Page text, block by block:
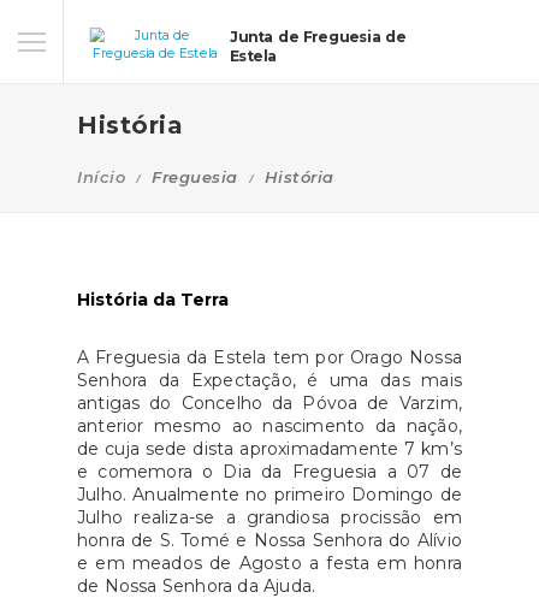
Junta de Freguesia de
Estela
História
Início Freguesia História
História da Terra
A Freguesia da Estela tem por Orago Nossa
Senhora da Expectação, é uma das mais
antigas do Concelho da Póvoa de Varzim,
anterior mesmo ao nascimento da nação,
de cuja sede dista aproximadamente 7 km’s
e comemora o Dia da Freguesia a 07 de
Julho. Anualmente no primeiro Domingo de
Julho realiza-se a grandiosa procissão em
honra de S. Tomé e Nossa Senhora do Alívio
e em meados de Agosto a festa em honra
de Nossa Senhora da Ajuda.